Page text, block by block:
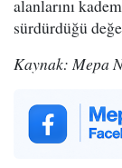
alanlarını
sürdürdüğü
Kaynak: Mepa